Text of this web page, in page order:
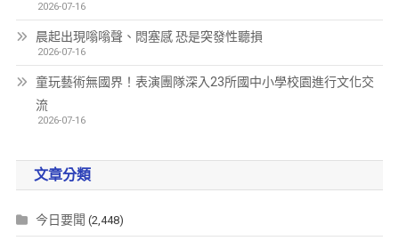
2026-07-16
晨起出現嗡嗡聲、悶塞感 恐是突發性聽損
2026-07-16
童玩藝術無國界！表演團隊深入23所國中小學校園進行文化交
流
2026-07-16
文章分類
今日要聞 (2,448)